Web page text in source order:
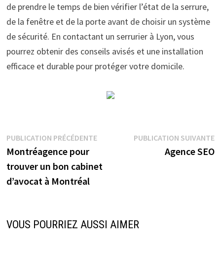
de prendre le temps de bien vérifier l’état de la serrure,
de la fenêtre et de la porte avant de choisir un système
de sécurité. En contactant un serrurier à Lyon, vous
pourrez obtenir des conseils avisés et une installation
efficace et durable pour protéger votre domicile.
Navigation
de
l’article
PUBLICATION PRÉCÉDENTEPublication
Montréagence pour
trouver un bon cabinet
d’avocat à Montréal
PUBLICATION SUIVANTE
Agence SEO
VOUS POURRIEZ AUSSI AIMER